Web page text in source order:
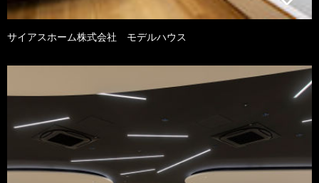
サイアスホーム株式会社 モデルハウス